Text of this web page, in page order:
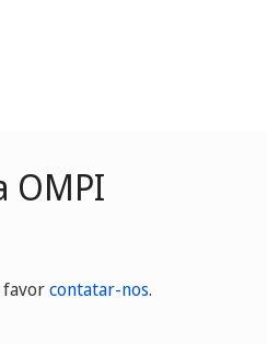
OMPI
favorcontatar-nos.